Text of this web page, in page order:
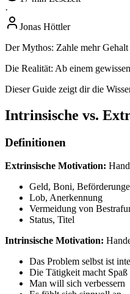
·
Jonas Höttler
Der Mythos: Zahle mehr
Die Realität: Ab einem
Dieser Guide zeigt dir die
Intrinsische vs.
Definitionen
Extrinsische Motivation:
Geld, Boni,
Lob, Anerkennung
Vermeidung von
Status, Titel
Intrinsische Motivation:
Das Problem selbst ist
Die Tätigkeit macht Spaß
Man will sich verbessern